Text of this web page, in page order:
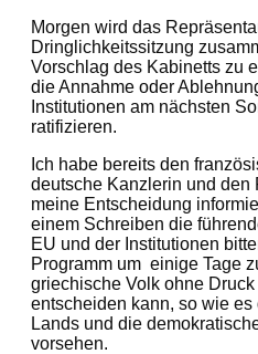
Morgen wird das
Dringlichkeitssitzung
Vorschlag des Kabinetts zu
die Annahme oder
Institutionen am nächsten
ratifizieren.
Ich habe bereits den
deutsche Kanzlerin und den
meine Entscheidung
einem Schreiben die
EU und der Institutionen
Programm um einige Tage
griechische Volk ohne
entscheiden kann, so wie
Lands und die
vorsehen.